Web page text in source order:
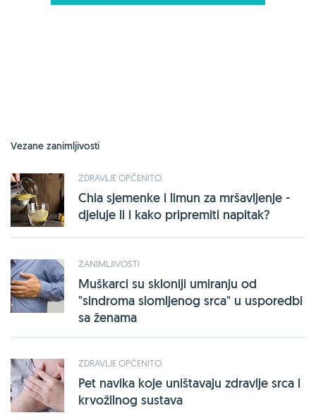
Vezane zanimljivosti
ZDRAVLJE OPĆENITO
Chia sjemenke i limun za mršavljenje -
djeluje li i kako pripremiti napitak?
ZANIMLJIVOSTI
Muškarci su skloniji umiranju od
"sindroma slomljenog srca" u usporedbi
sa ženama
ZDRAVLJE OPĆENITO
Pet navika koje uništavaju zdravlje srca i
krvožilnog sustava